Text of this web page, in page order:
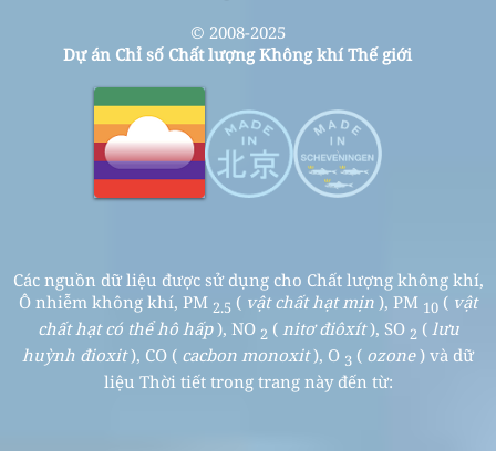
© 2008-2025
Dự án Chỉ số Chất lượng Không khí Thế giới
Các nguồn dữ liệu được sử dụng cho Chất lượng không khí,
Ô nhiễm không khí, PM 2.5 ( vật chất hạt mịn ), PM 10 ( vật
chất hạt có thể hô hấp), NO 2 ( nitơ điôxít), SO 2 ( lưu
huỳnh đioxit), CO ( cacbon monoxit), O 3 ( ozone) và dữ
liệu Thời tiết trong trang này đến từ: